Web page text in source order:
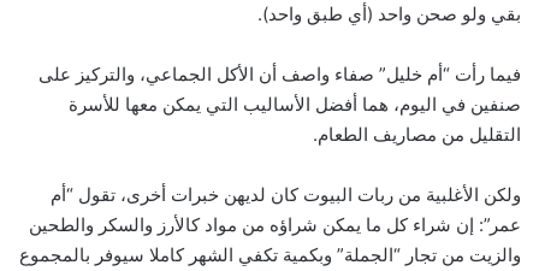
بقي ولو صحن واحد (أي طبق واحد).
فيما رأت “أم خليل” صفاء واصف أن الأكل الجماعي، والتركيز على
صنفين في اليوم، هما أفضل الأساليب التي يمكن معها للأسرة
التقليل من مصاريف الطعام.
ولكن الأغلبية من ربات البيوت كان لديهن خبرات أخرى، تقول “أم
عمر”: إن شراء كل ما يمكن شراؤه من مواد كالأرز والسكر والطحين
والزيت من تجار “الجملة” وبكمية تكفي الشهر كاملا سيوفر بالمجموع